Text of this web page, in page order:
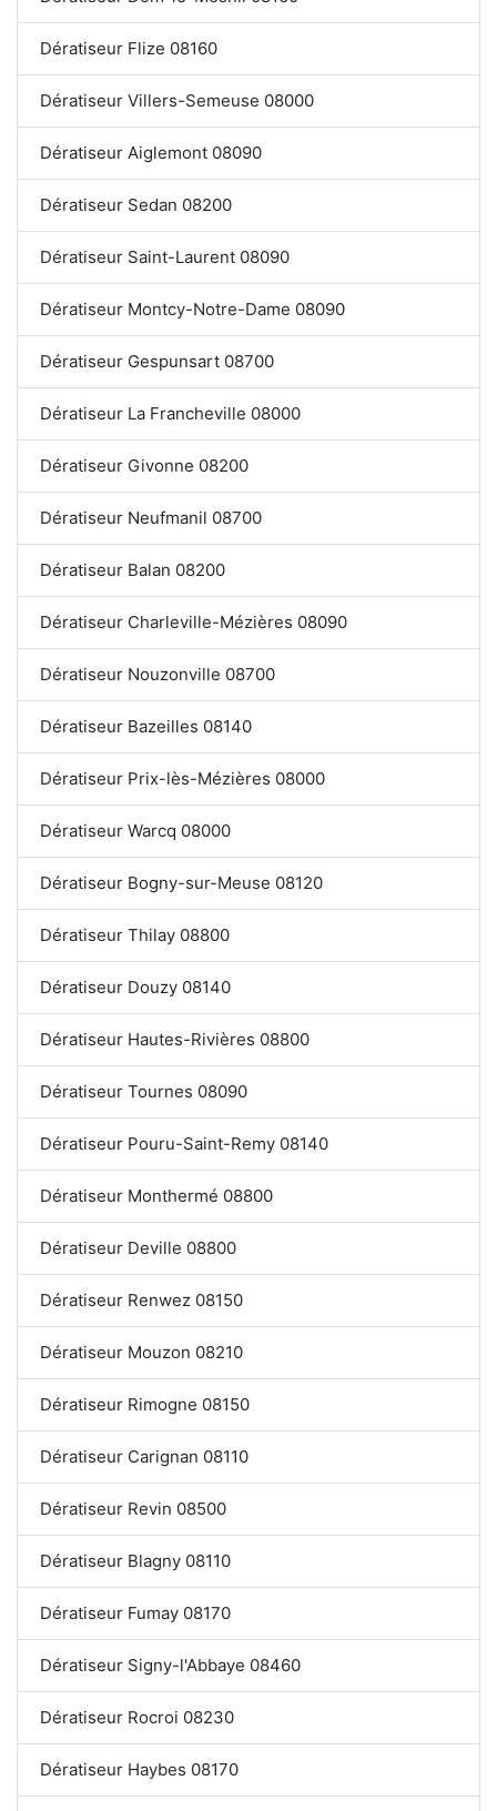
Dératiseur Flize 08160
Dératiseur Villers-Semeuse 08000
Dératiseur Aiglemont 08090
Dératiseur Sedan 08200
Dératiseur Saint-Laurent 08090
Dératiseur Montcy-Notre-Dame 08090
Dératiseur Gespunsart 08700
Dératiseur La Francheville 08000
Dératiseur Givonne 08200
Dératiseur Neufmanil 08700
Dératiseur Balan 08200
Dératiseur Charleville-Mézières 08090
Dératiseur Nouzonville 08700
Dératiseur Bazeilles 08140
Dératiseur Prix-lès-Mézières 08000
Dératiseur Warcq 08000
Dératiseur Bogny-sur-Meuse 08120
Dératiseur Thilay 08800
Dératiseur Douzy 08140
Dératiseur Hautes-Rivières 08800
Dératiseur Tournes 08090
Dératiseur Pouru-Saint-Remy 08140
Dératiseur Monthermé 08800
Dératiseur Deville 08800
Dératiseur Renwez 08150
Dératiseur Mouzon 08210
Dératiseur Rimogne 08150
Dératiseur Carignan 08110
Dératiseur Revin 08500
Dératiseur Blagny 08110
Dératiseur Fumay 08170
Dératiseur Signy-l'Abbaye 08460
Dératiseur Rocroi 08230
Dératiseur Haybes 08170